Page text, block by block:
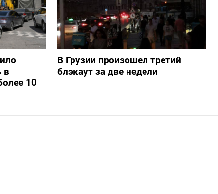
в
10
В Грузии произошел третий
блэкаут за две недели